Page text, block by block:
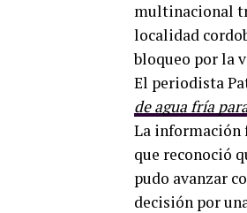
multinacional
localidad
bloqueo por la
El periodista
de agua fría
La información
que reconoció
pudo avanzar
decisión por